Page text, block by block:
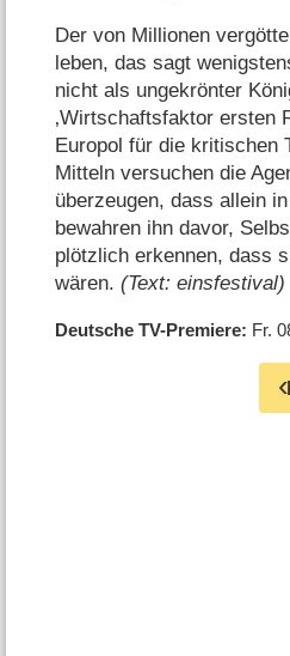
Der von Millionen
leben, das sagt
nicht als ungekrönter
‚Wirtschaftsfaktor ersten
Europol für die kritischen
Mitteln versuchen die
überzeugen, dass allein
bewahren ihn davor,
plötzlich erkennen, dass
wären.(Text: einsfestival)
Deutsche TV-Premiere Fr.